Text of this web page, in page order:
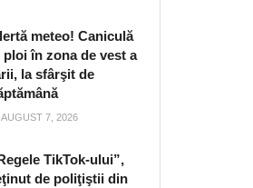
meteo! Caniculă
ploi în zona de vest a
la sfârşit de
AUGUST 7, 2026
TikTok-ului”,
de poliţiştii din